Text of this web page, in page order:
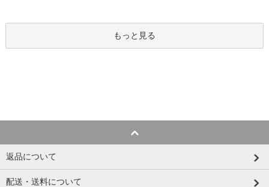
もっと見る
返品について
配送・送料について